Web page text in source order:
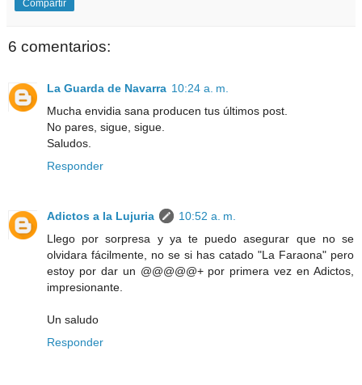
Compartir
6 comentarios:
La Guarda de Navarra 10:24 a. m.
Mucha envidia sana producen tus últimos post.
No pares, sigue, sigue.
Saludos.
Responder
Adictos a la Lujuria
10:52 a. m.
Llego por sorpresa y ya te puedo asegurar que no se
olvidara fácilmente, no se si has catado "La Faraona" pero
estoy por dar un @@@@@+ por primera vez en Adictos,
impresionante.
Un saludo
Responder